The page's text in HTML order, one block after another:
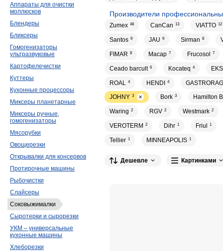
Производители
Zumex 48 CanCan 13 VIATTO 12
Santos 9 JAU 9 Sirman 8
FIMAR 8 Macap 7 Frucosol 7
Ceado barcult 6 Kocateq 4
ROAL 4 HENDI 4 GASTRORAG
JOHNY 3 Bork 3 Hamilton
Waring 2 RGV 2 Westmark 2
VEROTERM 2 Dihr 1 Friul 1
Tellier 1 MINNEAPOLIS 1
Дешевле Картинками
Аппараты для очистки
моллюсков
Блендеры
Бликсеры
Гомогенизаторы
ультразвуковые
Картофелечистки
Куттеры
Кухонные процессоры
Миксеры планетарные
Миксеры ручные,
гомогенизаторы
Мясорубки
Овощерезки
Открывалки для консервов
Протирочные машины
Рыбочистки
Слайсеры
Соковыжималки
Сыротерки и сырорезки
УКМ – универсальные
кухонные машины
Хлеборезки